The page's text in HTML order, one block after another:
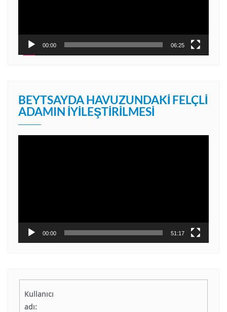
00:00 06:25
BEYTSAYDA HAVUZUNDAKI FELÇLI
ADAMIN İYILEŞTIRILMESI
00:00 51:17
Kullanıcı
adı: